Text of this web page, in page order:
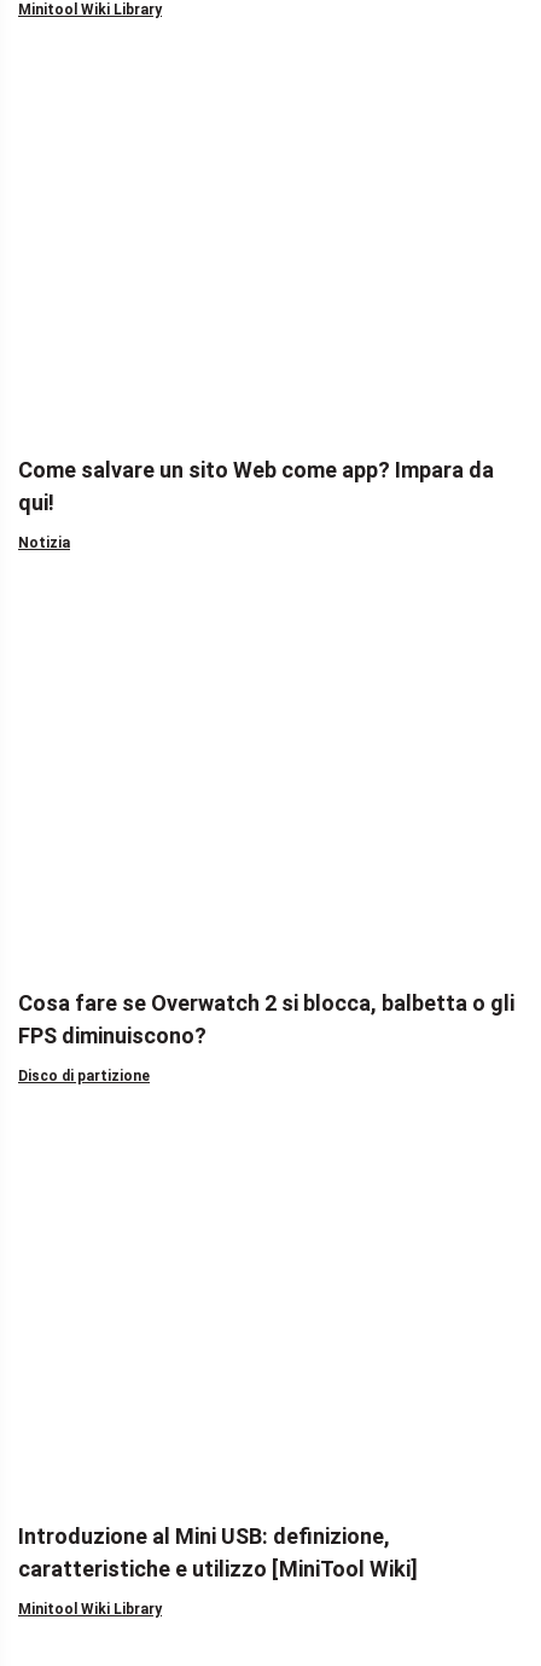
Minitool Wiki Library
Come salvare un sito Web come app? Impara da
qui!
Notizia
Cosa fare se Overwatch 2 si blocca, balbetta o gli
FPS diminuiscono?
Disco di partizione
Introduzione al Mini USB: definizione,
caratteristiche e utilizzo [MiniTool Wiki]
Minitool Wiki Library